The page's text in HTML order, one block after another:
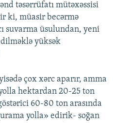
təsərrüfatı mütəxəssisi
ki, müasir becərmə
suvarma üsulundan, yeni
yüksək
çox xərc aparır, amma
hektardan 20-25 ton
60-80 ton arasında
yolla» edirik- soğan